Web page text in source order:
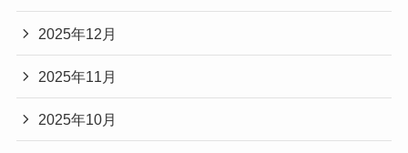
2025年12月
2025年11月
2025年10月